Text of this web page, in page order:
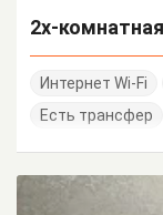
2х-
Интернет Wi-Fi
Есть трансфер